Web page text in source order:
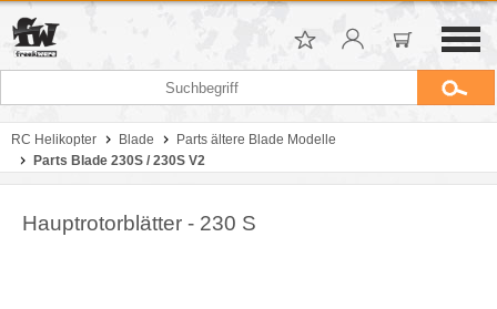
RC Helikopter Blade
Parts ältere Blade Modelle
Parts Blade 230S / 230S V2
Hauptrotorblätter - 230 S